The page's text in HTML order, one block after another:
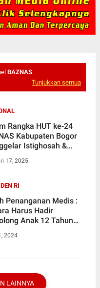
BAZNAS
Tunjukkan semua
Rangka HUT ke-24
Kabupaten Bogor
Istighosah &
Warga
17, 2025
RI
Penanganan Medis :
Harus Hadir
Anak 12 Tahun
Di Pamijahan Kab
2024
LAINNYA